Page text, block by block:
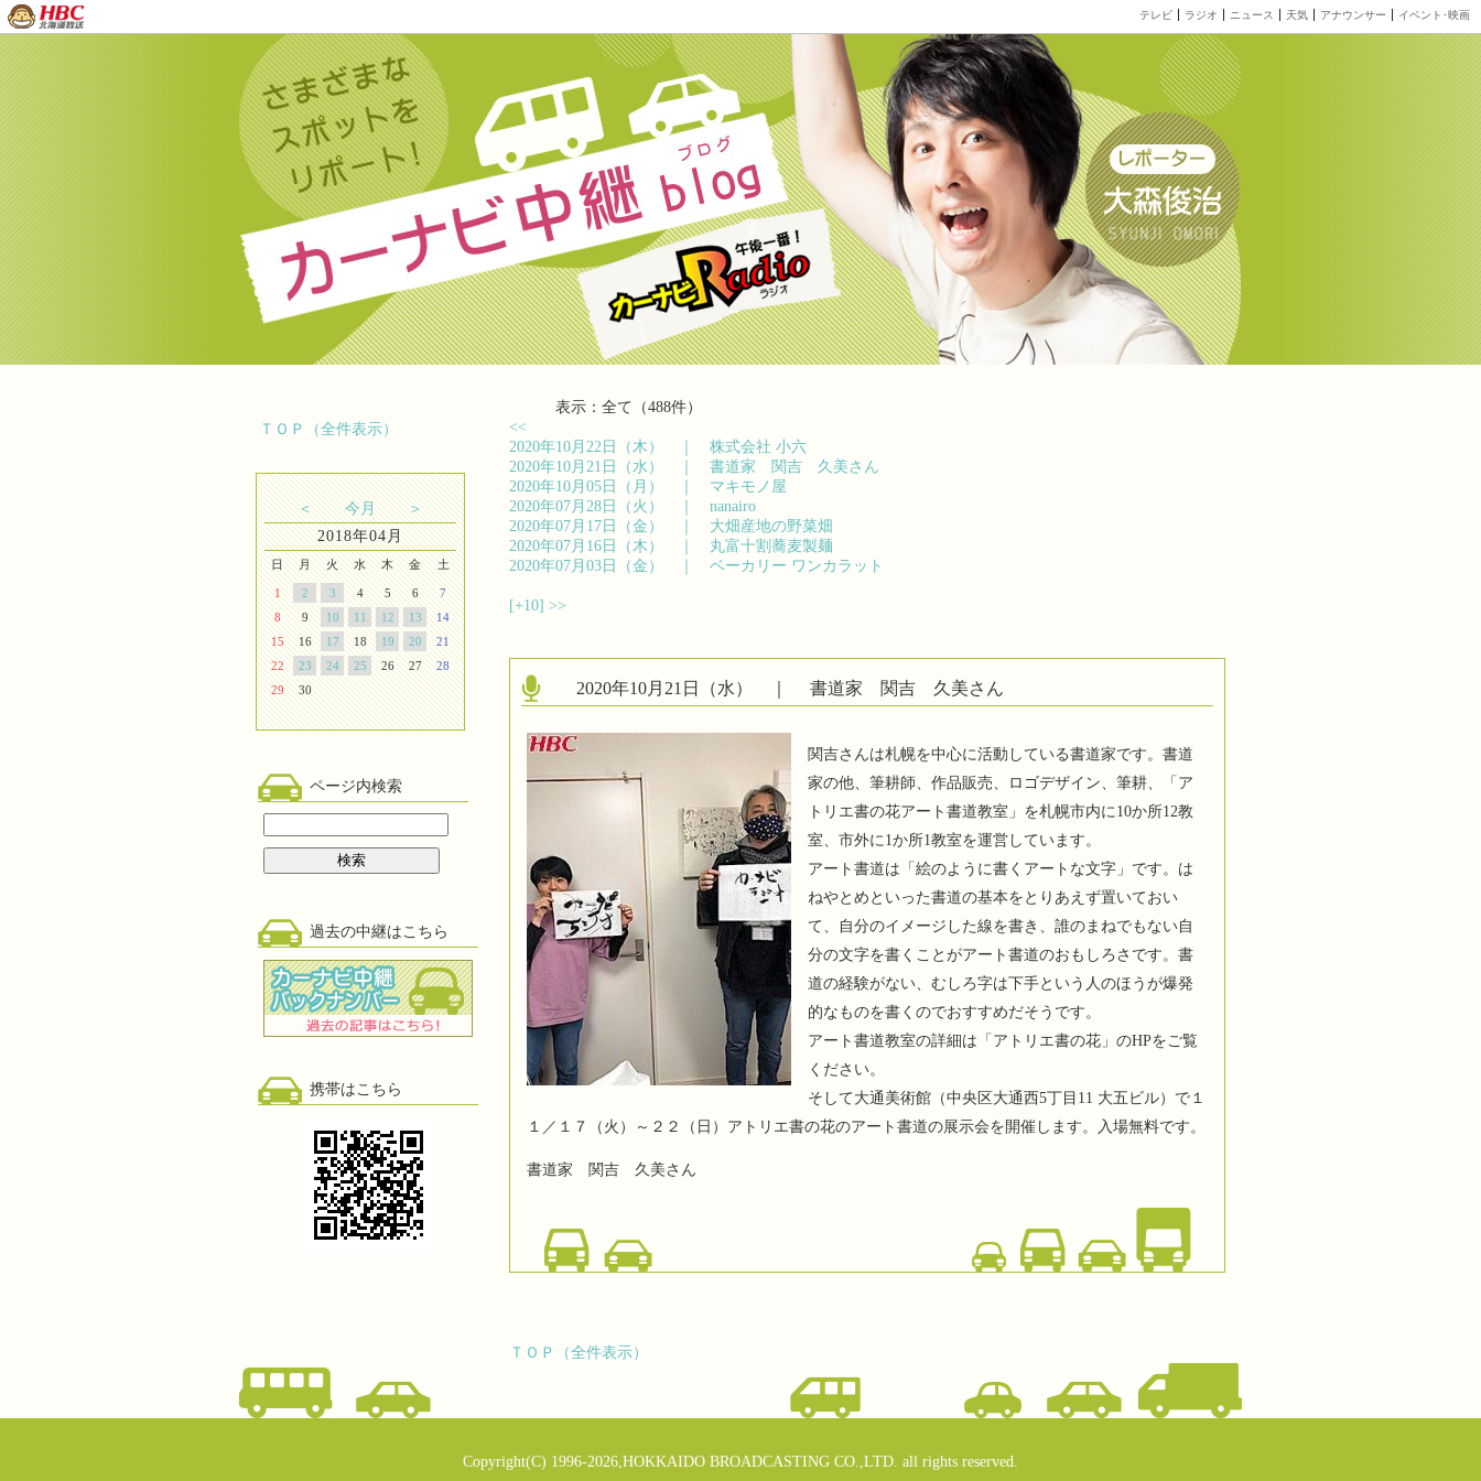
テレビ ラジオ ニュース 天気 アナウンサー イベント･映画
ＴＯＰ（全件表示）
＜ 今月
＞
2018年04月
日 月 火 水 木 金 土
1 2 3 4 5 6
7
8
9 10 11 12 13
14
15
16 17 18 19 20
21
22
23 24 25 26 27
28
29
30
ページ内検索
過去の中継はこちら
携帯はこちら
表示：全て（488件）
<<
2020年10月22日（木） ｜ 株式会社 小六
2020年10月21日（水） ｜ 書道家 関吉 久美さん
2020年10月05日（月） ｜ マキモノ屋
2020年07月28日（火） ｜ nanairo
2020年07月17日（金） ｜ 大畑産地の野菜畑
2020年07月16日（木） ｜ 丸富十割蕎麦製麺
2020年07月03日（金） ｜ ベーカリー ワンカラット
[+10] >>
2020年10月21日（水） ｜ 書道家 関吉 久美さん
関吉さんは札幌を中心に活動している書道家です。書道
家の他、筆耕師、作品販売、ロゴデザイン、筆耕、「ア
トリエ書の花アート書道教室」を札幌市内に10か所12教
室、市外に1か所1教室を運営しています。
アート書道は「絵のように書くアートな文字」です。は
ねやとめといった書道の基本をとりあえず置いておい
て、自分のイメージした線を書き、誰のまねでもない自
分の文字を書くことがアート書道のおもしろさです。書
道の経験がない、むしろ字は下手という人のほうが爆発
的なものを書くのでおすすめだそうです。
アート書道教室の詳細は「アトリエ書の花」のHPをご覧
ください。
そして大通美術館（中央区大通西5丁目11 大五ビル）で１
１／１７（火）～２２（日）アトリエ書の花のアート書道の展示会を開催します。入場無料です。
書道家 関吉 久美さん
ＴＯＰ（全件表示）
Copyright(C) 1996-2026,HOKKAIDO BROADCASTING CO.,LTD. all rights reserved.